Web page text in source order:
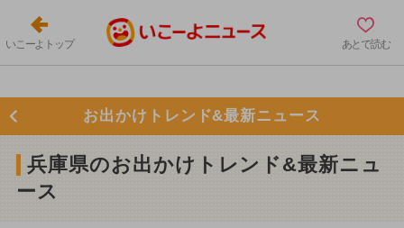
いこーよトップ あとで読む
お出かけトレンド&最新ニュース
兵庫県のお出かけトレンド&最新ニュ
ース